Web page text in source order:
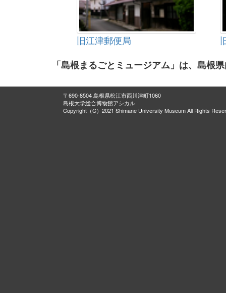
旧江津郵便局
「島根まるごとミュージアム」は、島根
〒690-8504 島根県松江市西川津町1060
島根大学総合博物館アシカル
Copyright（C）2021 Shimane University Museum All Rights